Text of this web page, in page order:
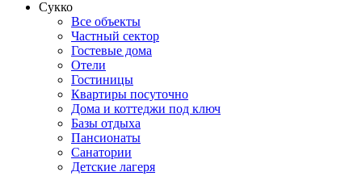
Сукко
Все объекты
Частный сектор
Гостевые дома
Отели
Гостиницы
Квартиры посуточно
Дома и коттеджи под ключ
Базы отдыха
Пансионаты
Санатории
Детские лагеря